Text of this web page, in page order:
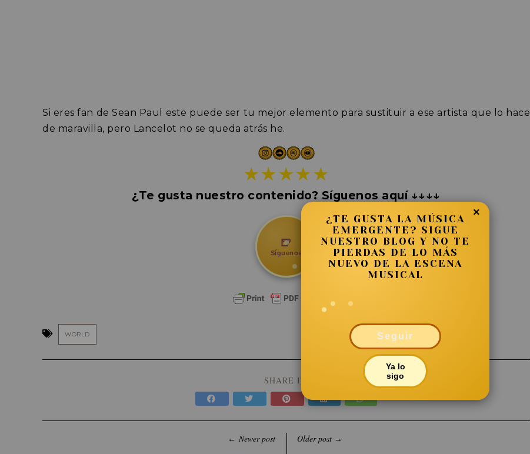
Si eres fan de Sean Paul este puede ser tu mejor elemento para sustituir a ese artista que lo hace
de maravilla, pero Lancelot no se queda atrás he.
★★★★★
¿Te gusta nuestro contenido? Síguenos aquí ↓↓↓↓
🍺
Síguenos
WORLD
SHARE IT:
←Newer post Older post→
×
¿TE GUSTA LA MÚSICA
EMERGENTE? SIGUE
NUESTRO BLOG Y NO TE
PIERDAS DE LO MÁS
NUEVO DE LA ESCENA
MUSICAL
Seguir
Ya lo
sigo